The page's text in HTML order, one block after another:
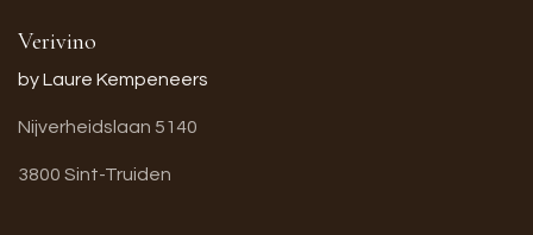
Verivino
by Laure Kempeneers
Nijverheidslaan 5140
3800 Sint-Truiden